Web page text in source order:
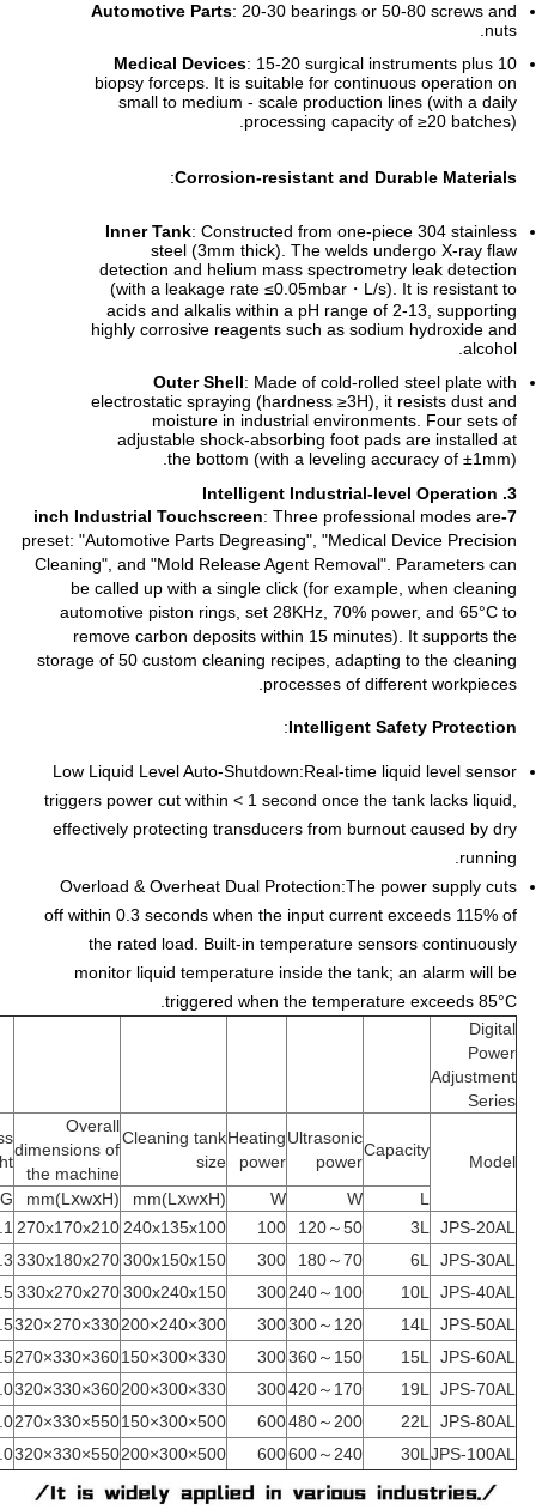
Automotive Parts: 20-30 bearings or 50-80 screws and
nuts.
Medical Devices: 15-20 surgical instruments plus 10
biopsy forceps. It is suitable for continuous operation on
small to medium - scale production lines (with a daily
processing capacity of ≥20 batches).
Corrosion-resistant and Durable Materials
:
Inner Tank: Constructed from one-piece 304 stainless
steel (3mm thick). The welds undergo X-ray flaw
detection and helium mass spectrometry leak detection
(with a leakage rate ≤0.05mbar・L/s). It is resistant to
acids and alkalis within a pH range of 2-13, supporting
highly corrosive reagents such as sodium hydroxide and
alcohol.
Outer Shell: Made of cold-rolled steel plate with
electrostatic spraying (hardness ≥3H), it resists dust and
moisture in industrial environments. Four sets of
adjustable shock-absorbing foot pads are installed at
the bottom (with a leveling accuracy of ±1mm).
3. Intelligent Industrial-level Operation
7-inch Industrial Touchscreen
: Three professional modes are
preset: "Automotive Parts Degreasing", "Medical Device Precision
Cleaning", and "Mold Release Agent Removal". Parameters can
be called up with a single click (for example, when cleaning
automotive piston rings, set 28KHz, 70% power, and 65°C to
remove carbon deposits within 15 minutes). It supports the
storage of 50 custom cleaning recipes, adapting to the cleaning
processes of different workpieces.
Intelligent Safety Protection
:
Low Liquid Level Auto-Shutdown:Real-time liquid level sensor
triggers power cut within < 1 second once the tank lacks liquid,
effectively protecting transducers from burnout caused by dry
running.
Overload & Overheat Dual Protection:The power supply cuts
off within 0.3 seconds when the input current exceeds 115% of
the rated load. Built-in temperature sensors continuously
monitor liquid temperature inside the tank; an alarm will be
triggered when the temperature exceeds 85°C.
Digital
Power
Adjustment
Series
Model
Capacity
Ultrasonic
power
Heating
power
Cleaning tank
size
Overall
dimensions of
the machine
L
W
W
(LⅹwⅹH)mm
(LⅹwⅹH)mm
JPS-20AL
3L
50～120
100
240x135x100
270x170x210
JPS-30AL
6L
70～180
300
300x150x150
330x180x270
JPS-40AL
10L
100～240
300
300x240x150
330x270x270
JPS-50AL
14L
120～300
300
300×240×200
330×270×320
JPS-60AL
15L
150～360
300
330×300×150
360×330×270
JPS-70AL
19L
170～420
300
330×300×200
360×330×320
JPS-80AL
22L
200～480
600
500×300×150
550×330×270
JPS-100AL
30L
240～600
600
500×300×200
550×330×320